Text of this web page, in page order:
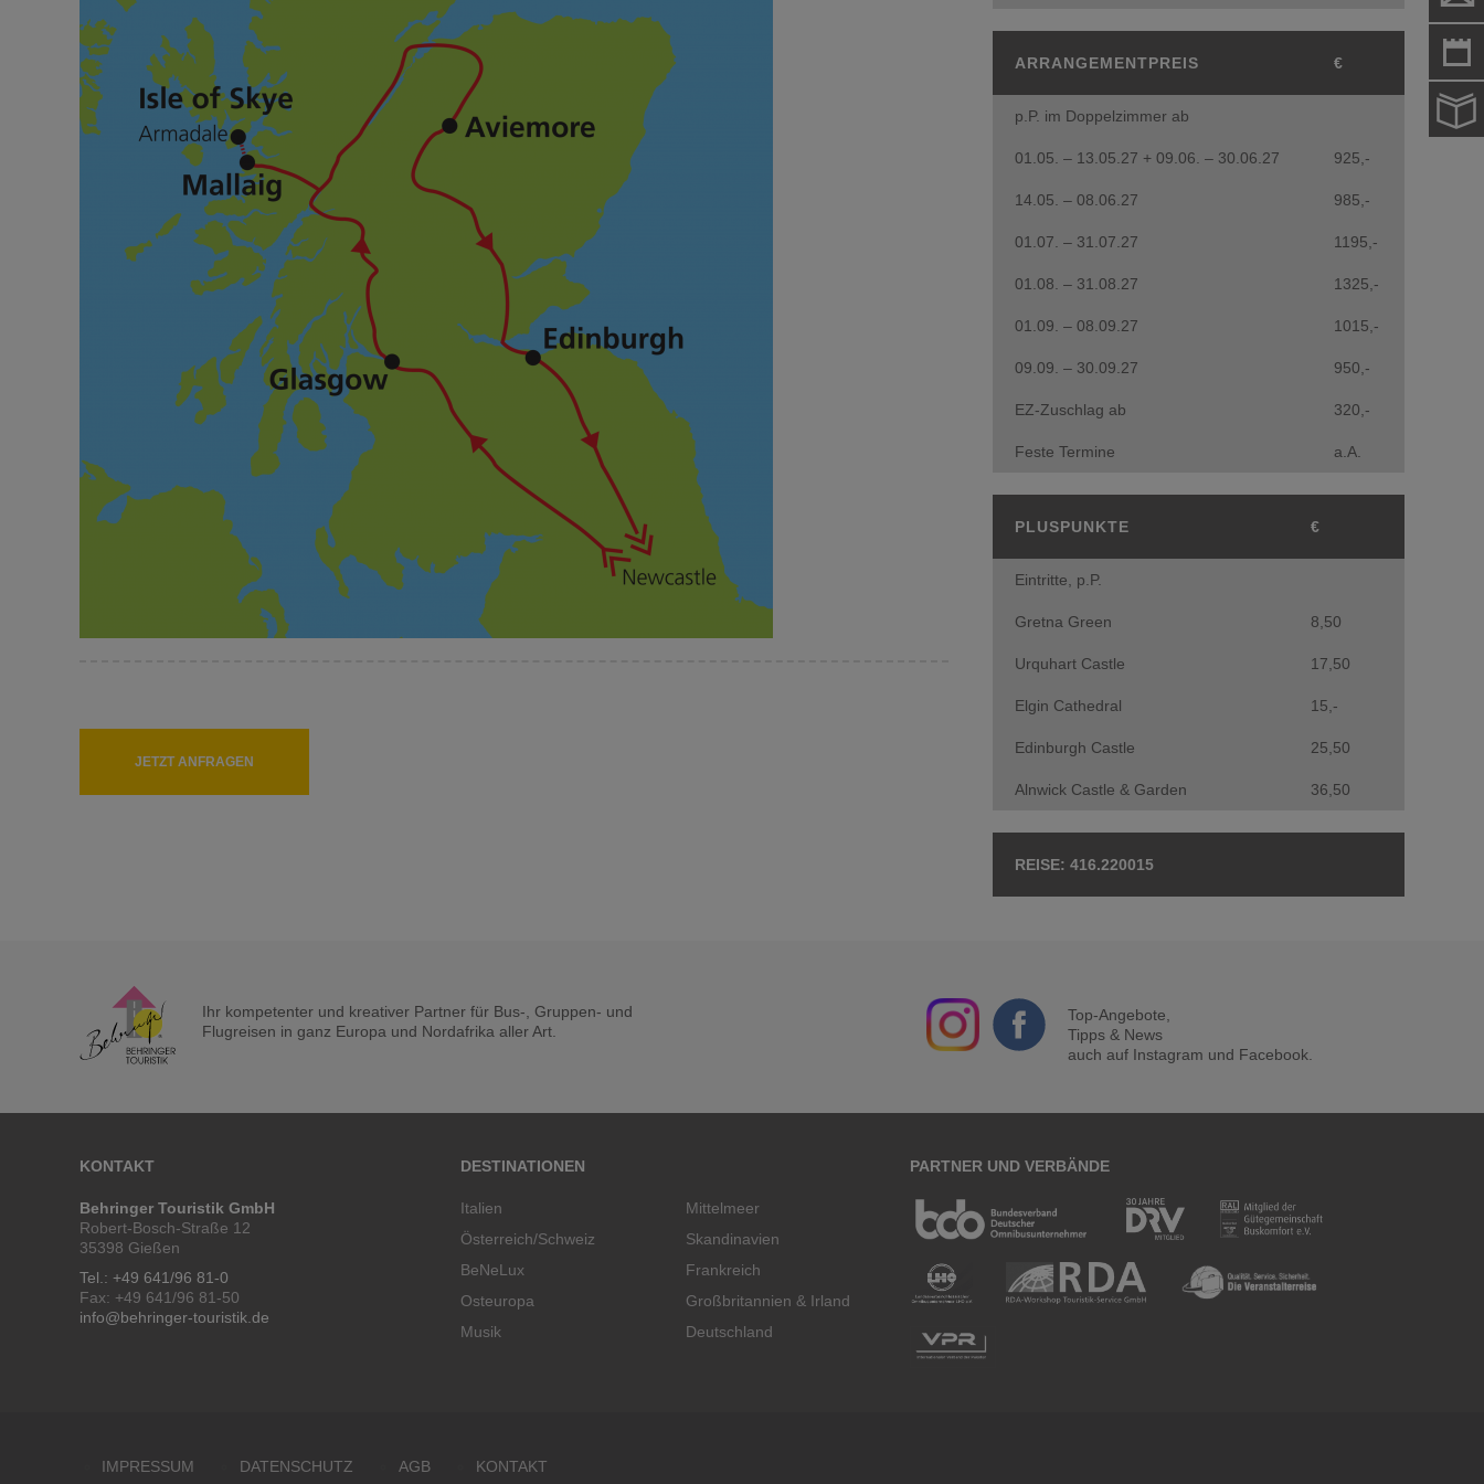
4. Tag: Ausflug Isle of Skye
Mit der Fähre von Mallaig nach Armadale erreichen Sie die Isle of Skye. Die größte Hebrideninsel bietet alle Vorzüge der
Highlands: sanfte Hügel, bizarre Gebirgsketten und wunderschöne Küstenabschnitte. Über Portree gelangen Sie auf die
Halbinsel Trotternish, den nördlichsten Teil von Skye. Schon bald darauf taucht der „Old Man of Storr“, eine rund 50 m hohe
freistehende Felsnadel, vor Ihnen auf. Anschließend erreichen Sie die Felsformation Kilt Rock. Der spektakuläre
Aussichtspunkt erinnert aufgrund seiner Felsform an einen Kilt, den schottischen Faltenrock. Zurück über Portree führt Sie
Ihre Route schließlich wieder nach Armadale.
5. Tag: Morar / Fort William – Inverness / Aviemore
Wer kennt ihn nicht, den sagenumwobenen Loch Ness und seine berühmte Bewohnerin Nessie. Sie haben Gelegenheit,
das traumhaft gelegene Urquhart Castle zu besichtigen und mehr über die bewegte Geschichte der Ruine zu erfahren.
Optional bietet sich zudem eine Schifffahrt auf dem See an. Anschließend geht es weiter nach Inverness, wo hoch über dem
Stadtzentrum das kleine Schloss thront. Wie wäre es mit der Besichtigung des Highland House of Fraser? Lernen Sie hier
Details über die Kiltherstellung kennen.
6. Tag: Ausflug Elgin und Spey-Valley
Heute unternehmen Sie einen eindrucksvollen Ausflug nach Elgin und in das berühmte Spey-Valley. Elgin, eine charmante
Stadt im Nordosten Schottlands, ist bekannt für ihre beeindruckende Kathedralenruine aus dem Mittelalter. Anschließend
fahren Sie ein Stück entlang des Whiskytrails. Viele der Speyside-Brennereien liegen nur wenige Kilometer voneinander
entfernt und so lohnt ein Abstecher zu einer dieser vielen und unterschiedlichen Destillerien. Lassen Sie sich in die
Geheimnisse des schottischen „Lebenswassers“ einweihen und genießen Sie diesen edlen Brand. Im Speyside Cooperage
Visitor Centre erfahren Sie, mit welchem Aufwand die Whiskyfässer hergestellt werden, in denen das „fließende schottische
Gold“ später lagert und sein Aroma entwickelt.
7. Tag: Inverness / Aviemore – Edinburgh
Sie verlassen das schottische Hochland und reisen direkt nach Edinburgh. Sie fahren gen Süden über die imposante Firth of
Forth-Brücke und lernen zum krönenden Abschluss Ihrer Reise eine der schönsten europäischen Hauptstädte kennen.
Entdecken Sie bei einer Rundfahrt die malerische Altstadt und die berühmte Royal Mile sowie die elegante im
georgianischen Baustil geprägte Neustadt und natürlich das auf einem Felsen thronende Castle - überall
besuchen. Alnwick ist das zweitgrößte bewohnte Schloss Englands nach Windsor Castle und auch eine der ältesten
Burganlagen. Das Schloss ist aus einigen Filmen bekannt, u.a. Robin Hood oder Harry Potter. Am späten Nachmittag
JETZT ANFRAGEN
ARRANGEMENTPREIS €
p.P. im Doppelzimmer ab
01.05. – 13.05.27 + 09.06. – 30.06.27 925,-
14.05. – 08.06.27 985,-
01.07. – 31.07.27 1195,-
01.08. – 31.08.27 1325,-
01.09. – 08.09.27 1015,-
09.09. – 30.09.27 950,-
EZ-Zuschlag ab 320,-
Feste Termine a.A.
PLUSPUNKTE €
Eintritte, p.P.
Gretna Green 8,50
Urquhart Castle 17,50
Elgin Cathedral 15,-
Edinburgh Castle 25,50
Alnwick Castle & Garden 36,50
416.220015
Ihr kompetenter und kreativer Partner für Bus-, Gruppen- und
Flugreisen in ganz Europa und Nordafrika aller Art.
Top-Angebote,
Tipps & News
auch auf Instagram und Facebook.
KONTAKT
Behringer Touristik GmbH
Robert-Bosch-Straße 12
35398 Gießen
Tel.: +49 641/96 81-0
Fax: +49 641/96 81-50
info@behringer-touristik.de
DESTINATIONEN
Italien
Österreich/Schweiz
BeNeLux
Osteuropa
Musik
Mittelmeer
Skandinavien
Frankreich
Großbritannien & Irland
Deutschland
PARTNER UND VERBÄNDE
IMPRESSUM DATENSCHUTZ AGB KONTAKT